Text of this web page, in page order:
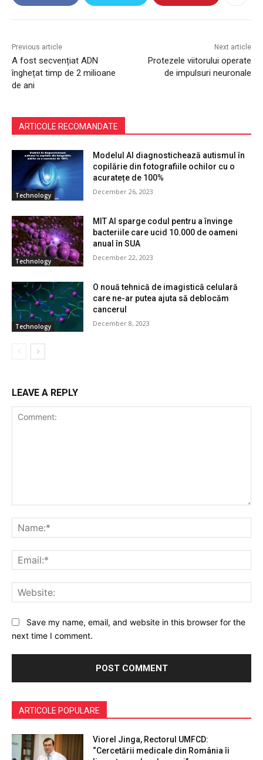
Previous article
A fost secvențiat ADN
înghețat timp de 2 milioane
de ani
Next article
Protezele viitorului operate
de impulsuri neuronale
ARTICOLE RECOMANDATE
Technology
Modelul AI diagnostichează autismul în
copilărie din fotografiile ochilor cu o
acuratețe de 100%
December 26, 2023
Technology
MIT AI sparge codul pentru a învinge
bacteriile care ucid 10.000 de oameni
anual în SUA
December 22, 2023
Technology
O nouă tehnică de imagistică celulară
care ne-ar putea ajuta să deblocăm
cancerul
December 8, 2023
LEAVE A REPLY
Save my name, email, and website in this browser for the
next time I comment.
ARTICOLE POPULARE
Viorel Jinga, Rectorul UMFCD:
“Cercetării medicale din România îi